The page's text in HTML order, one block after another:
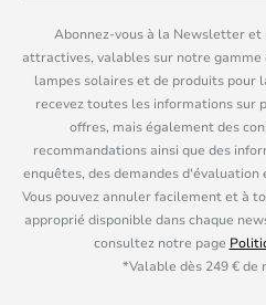
Abonnez-vous à la Newsletter et
attractives, valables sur notre
lampes solaires et de produits pour
recevez toutes les informations sur
offres, mais également des
recommandations ainsi que des
enquêtes, des demandes
Vous pouvez annuler facilement et à
approprié disponible dans chaque
consultez notre page
*Valable dès 249 € de